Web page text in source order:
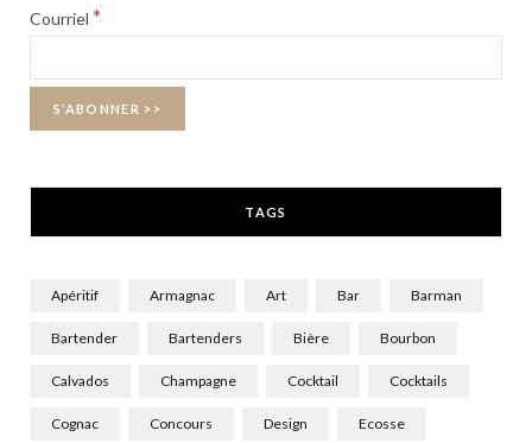
Courriel *
TAGS
Apéritif Armagnac Art Bar Barman
Bartender Bartenders Bière Bourbon
Calvados Champagne Cocktail Cocktails
Cognac Concours Design Ecosse